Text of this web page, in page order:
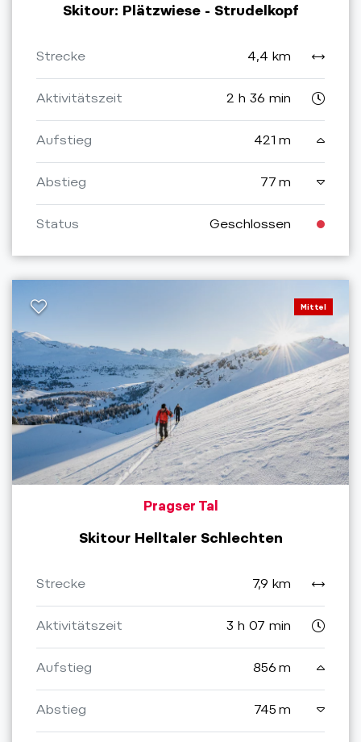
Skitour: Plätzwiese - Strudelkopf
Strecke 4,4 km
Aktivitätszeit 2 h 36 min
Aufstieg 421 m
Abstieg 77 m
Status Geschlossen
Mittel
Pragser Tal
Skitour Helltaler Schlechten
Strecke 7,9 km
Aktivitätszeit 3 h 07 min
Aufstieg 856 m
Abstieg 745 m